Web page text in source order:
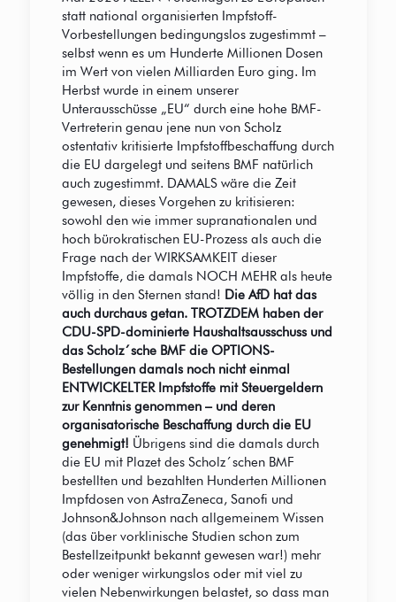
statt national organisierten Impfstoff-
Vorbestellungen bedingungslos zugestimmt –
selbst wenn es um Hunderte Millionen Dosen
im Wert von vielen Milliarden Euro ging. Im
Herbst wurde in einem unserer
Unterausschüsse „EU“ durch eine hohe BMF-
Vertreterin genau jene nun von Scholz
ostentativ kritisierte Impfstoffbeschaffung durch
die EU dargelegt und seitens BMF natürlich
auch zugestimmt. DAMALS wäre die Zeit
gewesen, dieses Vorgehen zu kritisieren:
sowohl den wie immer supranationalen und
hoch bürokratischen EU-Prozess als auch die
Frage nach der WIRKSAMKEIT dieser
Impfstoffe, die damals NOCH MEHR als heute
völlig in den Sternen stand! Die AfD hat das
auch durchaus getan. TROTZDEM haben der
CDU-SPD-dominierte Haushaltsausschuss und
das Scholz´sche BMF die OPTIONS-
Bestellungen damals noch nicht einmal
ENTWICKELTER Impfstoffe mit Steuergeldern
zur Kenntnis genommen – und deren
organisatorische Beschaffung durch die EU
genehmigt! Übrigens sind die damals durch
die EU mit Plazet des Scholz´schen BMF
bestellten und bezahlten Hunderten Millionen
Impfdosen von AstraZeneca, Sanofi und
Johnson&Johnson nach allgemeinem Wissen
(das über vorklinische Studien schon zum
Bestellzeitpunkt bekannt gewesen war!) mehr
oder weniger wirkungslos oder mit viel zu
vielen Nebenwirkungen belastet, so dass man